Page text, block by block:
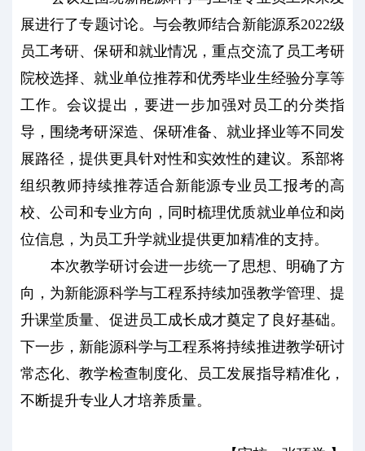
展进行了专题讨论。与会教师结合新能源系2022级
员工考研、保研和就业情况，重点交流了员工考研
院校选择、就业单位推荐和优秀毕业生经验分享等
工作。会议提出，要进一步加强对员工的分类指
导，围绕考研深造、保研准备、就业择业等不同发
展路径，提供更具针对性和实效性的建议。系部将
组织教师持续推荐适合新能源专业员工报考的高
校、公司和专业方向，同时梳理优质就业单位和岗
位信息，为员工升学就业提供更加精准的支持。
本次教学研讨会进一步统一了思想、明确了方
向，为新能源科学与工程系持续加强教学管理、提
升课堂质量、促进员工成长成才奠定了良好基础。
下一步，新能源科学与工程系将持续推进教学研讨
常态化、教学检查制度化、员工发展指导精准化，
不断提升专业人才培养质量。